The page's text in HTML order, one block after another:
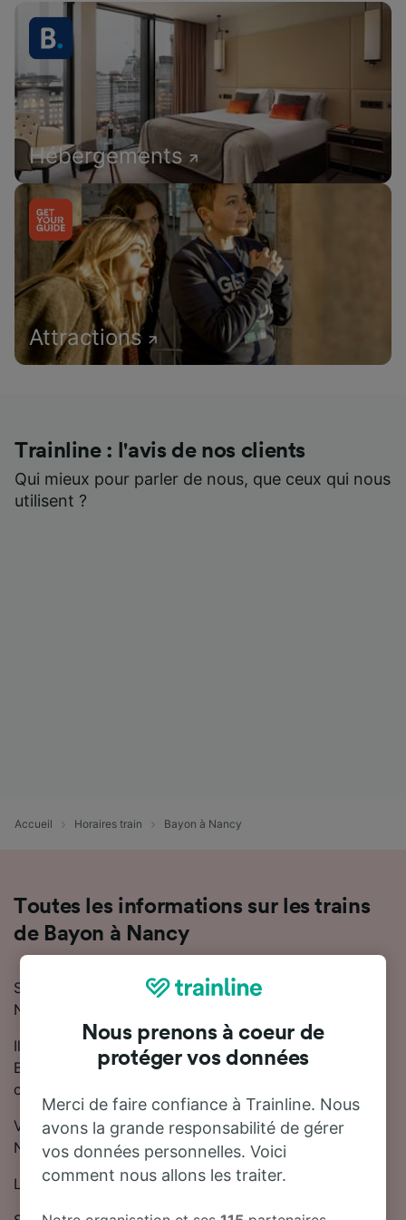
Hébergements
Attractions
Trainline : l'avis de nos clients
Qui mieux pour parler de nous, que ceux qui nous
utilisent ?
Accueil Horaires train Bayon à Nancy
Toutes les informations sur les trains
de Bayon à Nancy
Si vous prévoyez de voyager en train de Bayon à
Nancy, nous sommes là pour vous aider !
Il faut en moyenne 39 minutes pour se rendre de
Bayon à Nancy en train. En moyenne, 17 trains trains
circulent chaque jour sur cette ligne.
Vous pouvez prendre un train direct de Bayon à
Nancy.
Les trains de cette ligne sont exploités par SNCF.
Nous prenons à coeur de
protéger vos données
Merci de faire confiance à Trainline. Nous
avons la grande responsabilité de gérer
vos données personnelles. Voici
comment nous allons les traiter.